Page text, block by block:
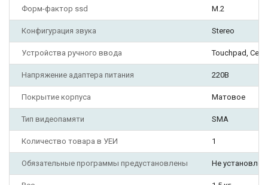
Форм-фактор ssd M.2
Конфигурация звука Stereo
Устройства ручного ввода Touchpad,
Напряжение адаптера питания 220В
Покрытие корпуса Матовое
Тип видеопамяти SMA
Количество товара в УЕИ 1
Обязательные программы предустановлены Не